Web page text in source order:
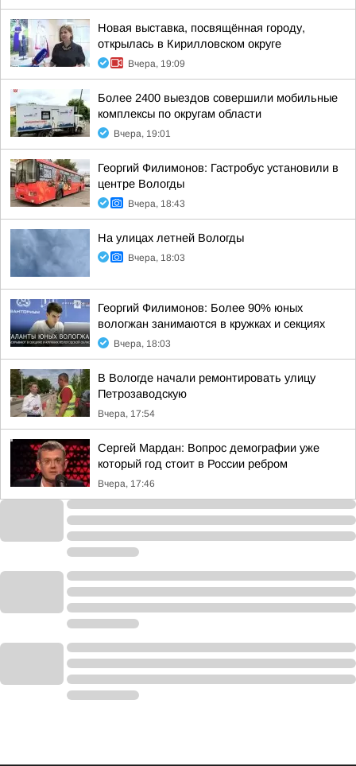
Новая выставка, посвящённая городу,
открылась в Кирилловском округе
Вчера, 19:09
Более 2400 выездов совершили мобильные
комплексы по округам области
Вчера, 19:01
Георгий Филимонов: Гастробус установили в
центре Вологды
Вчера, 18:43
На улицах летней Вологды
Вчера, 18:03
Георгий Филимонов: Более 90% юных
вологжан занимаются в кружках и секциях
Вчера, 18:03
В Вологде начали ремонтировать улицу
Петрозаводскую
Вчера, 17:54
Сергей Мардан: Вопрос демографии уже
который год стоит в России ребром
Вчера, 17:46